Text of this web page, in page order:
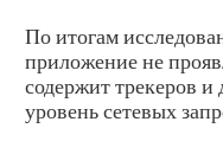
По итогам
приложение не
содержит трекеров
уровень сетевых